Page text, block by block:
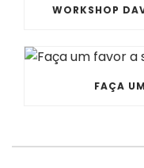
WORKSHOP
FAÇA